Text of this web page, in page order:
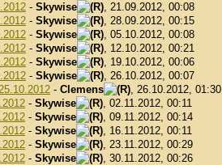
- Skywise
, 21.09.2012, 00:08
- Skywise
, 28.09.2012, 00:15
- Skywise
, 05.10.2012, 00:08
- Skywise
, 12.10.2012, 00:21
- Skywise
, 19.10.2012, 00:06
- Skywise
, 26.10.2012, 00:07
- Clemens
, 26.10.2012, 01:30
- Skywise
, 02.11.2012, 00:11
- Skywise
, 09.11.2012, 00:14
- Skywise
, 16.11.2012, 00:11
- Skywise
, 23.11.2012, 00:29
- Skywise
, 30.11.2012, 00:26